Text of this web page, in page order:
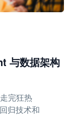
与数据架构
完狂热
归技术和